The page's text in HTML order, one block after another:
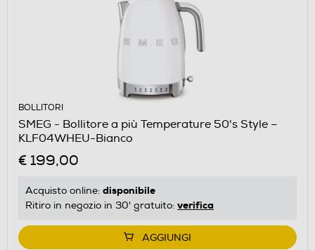
BOLLITORI
SMEG - Bollitore a più Temperature 50's Style –
KLF04WHEU-Bianco
€ 199,00
Acquisto online: disponibile
Ritiro in negozio in 30' gratuito: verifica
AGGIUNGI